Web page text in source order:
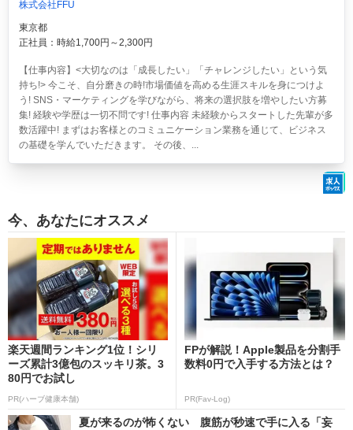
株式会社FFU
東京都
正社員：時給1,700円～2,300円
【仕事内容】<大切なのは「成長したい」「チャレンジしたい」という気
持ち!> 今こそ、自分磨きの時!市場価値を高める生涯スキルを身につけよ
う! SNS・マーケティングを学びながら、将来の選択肢を増やしたい方募
集! 経験や学歴は一切不問です! 仕事内容 未経験からスタートした先輩が多
数活躍中! まずはお客様とのコミュニケーション業務を通じて、ビジネス
の基礎を学んでいただきます。 その後、...
今、あなたにオススメ
楽天週間ランキング1位！シリ
ーズ累計3億包のスッキリ茶。3
80円でお試し
PR(ハーブ健康本舗)
FPが解説！Apple製品を分割手
数料0円で入手する方法とは？
PR(Fav-Log)
夏が来るのが怖くない 腹筋が秒速で手に入る「妄